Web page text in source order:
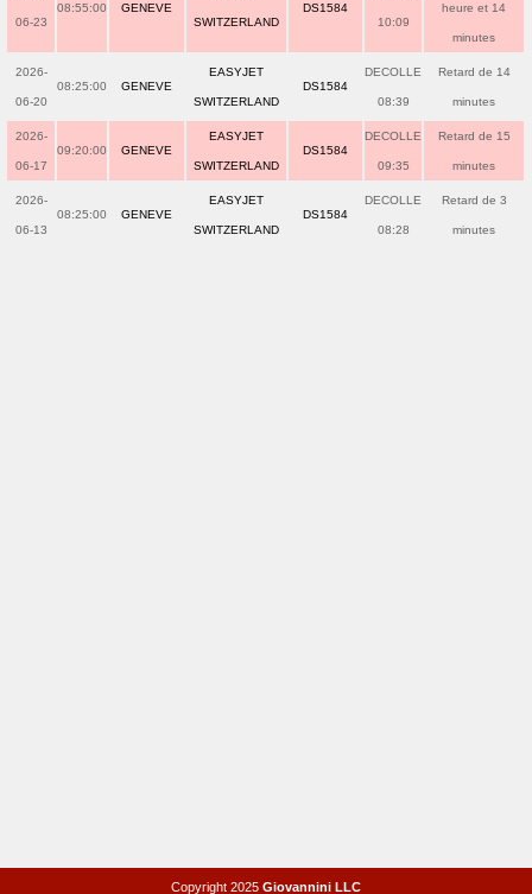
06-23
08:55:00 GENEVE
SWITZERLAND
DS1584
10:09
heure et 14
minutes
2026-
06-20
08:25:00 GENEVE
EASYJET
SWITZERLAND
DS1584
DECOLLE
08:39
Retard de 14
minutes
2026-
06-17
09:20:00 GENEVE
EASYJET
SWITZERLAND
DS1584
DECOLLE
09:35
Retard de 15
minutes
2026-
06-13
08:25:00 GENEVE
EASYJET
SWITZERLAND
DS1584
DECOLLE
08:28
Retard de 3
minutes
Copyright 2025 Giovannini LLC